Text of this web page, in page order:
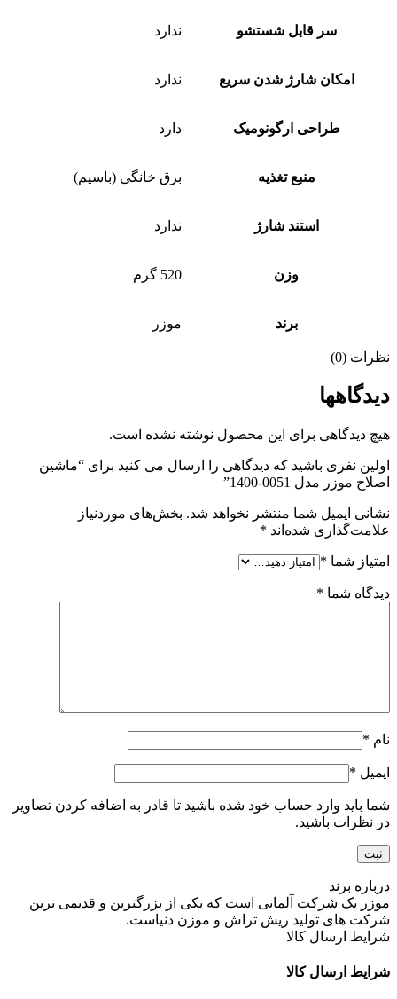
سر قابل شستشو ندارد
امکان شارژ شدن سریع ندارد
طراحی ارگونومیک دارد
منبع تغذیه برق خانگی (باسیم)
استند شارژ ندارد
وزن 520 گرم
برند موزر
نظرات (0)
دیدگاهها
هیچ دیدگاهی برای این محصول نوشته نشده است.
اولین نفری باشید که دیدگاهی را ارسال می کنید برای “ماشین
اصلاح موزر مدل 0051-1400”
نشانی ایمیل شما منتشر نخواهد شد. بخش‌های موردنیاز
علامت‌گذاری شده‌اند *
امتیاز شما *
دیدگاه شما *
نام *
ایمیل *
شما باید وارد حساب خود شده باشید تا قادر به اضافه کردن تصاویر
در نظرات باشید.
درباره برند
موزر یک شرکت آلمانی است که یکی از بزرگترین و قدیمی ترین
شرکت های تولید ریش تراش و موزن دنیاست.
شرایط ارسال کالا
شرایط ارسال کالا